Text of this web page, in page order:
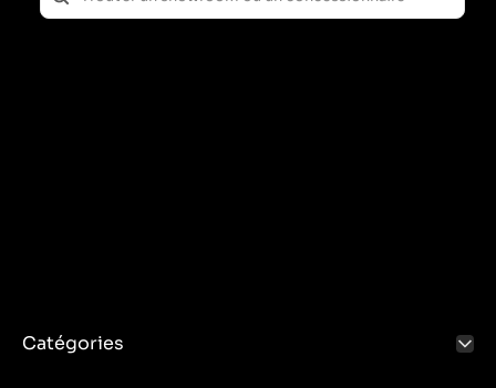
Catégories